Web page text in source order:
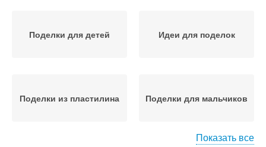
Поделки для детей Идеи для поделок
Поделки из пластилина Поделки для мальчиков
Показать все